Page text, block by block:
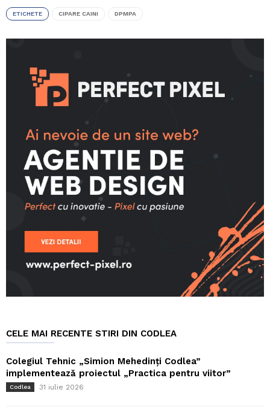
ETICHETE CIPARE CAINI DPMPA
CELE MAI RECENTE STIRI DIN CODLEA
Colegiul Tehnic „Simion Mehedinți Codlea”
implementează proiectul „Practica pentru viitor”
Codlea 31 iulie 2026